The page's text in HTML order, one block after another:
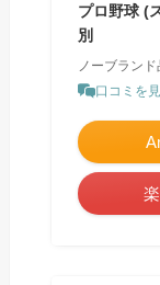
プロ野球 (
別
ノーブランド
口コミを